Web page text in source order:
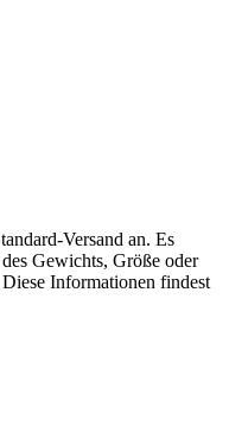
Versand an. Es
Gewichts, Größe oder
Informationen findest